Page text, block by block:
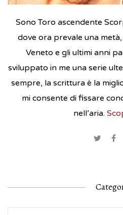
Sono Toro ascendente
dove ora prevale una metà,
Veneto e gli ultimi anni
sviluppato in me una serie
sempre, la scrittura è la
mi consente di fissare
nell’aria.